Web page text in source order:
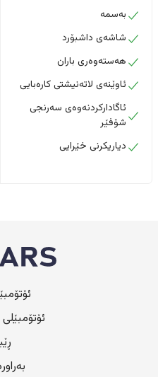
بەسمە
شاشەی داشبۆرد
هەستەوەری باران
ئاوێنەی لاتەنیشتی کارەبایی
ئاگادارکردنەوەی سەرنجی
شۆفێر
دیاریکرنی خێرایی